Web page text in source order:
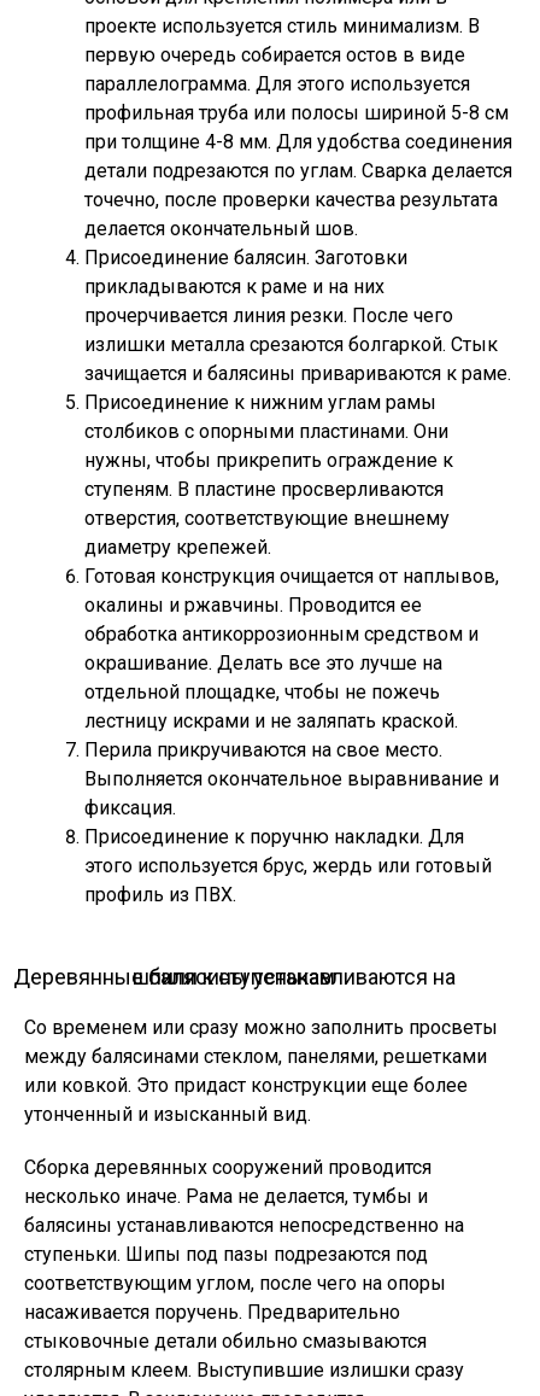
проекте используется стиль минимализм. В
первую очередь собирается остов в виде
параллелограмма. Для этого используется
профильная труба или полосы шириной 5-8 см
при толщине 4-8 мм. Для удобства соединения
детали подрезаются по углам. Сварка делается
точечно, после проверки качества результата
делается окончательный шов.
Присоединение балясин. Заготовки
прикладываются к раме и на них
прочерчивается линия резки. После чего
излишки металла срезаются болгаркой. Стык
зачищается и балясины привариваются к раме.
Присоединение к нижним углам рамы
столбиков с опорными пластинами. Они
нужны, чтобы прикрепить ограждение к
ступеням. В пластине просверливаются
отверстия, соответствующие внешнему
диаметру крепежей.
Готовая конструкция очищается от наплывов,
окалины и ржавчины. Проводится ее
обработка антикоррозионным средством и
окрашивание. Делать все это лучше на
отдельной площадке, чтобы не пожечь
лестницу искрами и не заляпать краской.
Перила прикручиваются на свое место.
Выполняется окончательное выравнивание и
фиксация.
Присоединение к поручню накладки. Для
этого используется брус, жердь или готовый
профиль из ПВХ.
Деревянные балясины устанавливаются на шпили к ступенькам
Со временем или сразу можно заполнить просветы
между балясинами стеклом, панелями, решетками
или ковкой. Это придаст конструкции еще более
утонченный и изысканный вид.
Сборка деревянных сооружений проводится
несколько иначе. Рама не делается, тумбы и
балясины устанавливаются непосредственно на
ступеньки. Шипы под пазы подрезаются под
соответствующим углом, после чего на опоры
насаживается поручень. Предварительно
стыковочные детали обильно смазываются
столярным клеем. Выступившие излишки сразу